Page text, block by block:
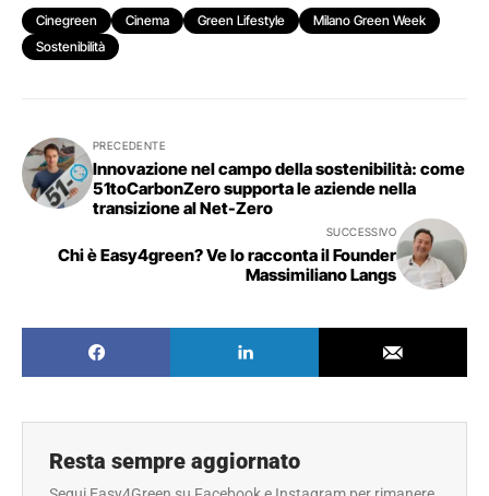
Cinegreen Cinema Green Lifestyle
Milano Green Week
Sostenibilità
PRECEDENTE
Innovazione nel campo della sostenibilità: come
51toCarbonZero supporta le aziende nella
transizione al Net-Zero
SUCCESSIVO
Chi è Easy4green? Ve lo racconta il Founder
Massimiliano Langs
Resta sempre aggiornato